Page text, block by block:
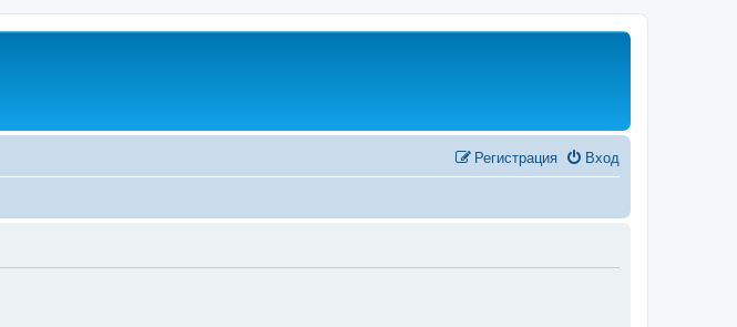
Вход
Регистрация